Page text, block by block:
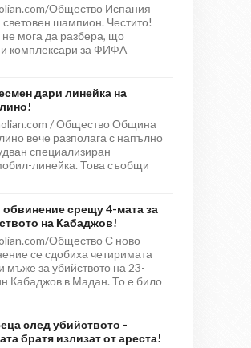
Общество Испания
световен шампион. Честито!
мога да разбера, що
комплексари за ФИФА
дари линейка на
/ Общество Община
вече разполага с напълно
специализиран
линейка. Това съобщи
срещу 4-мата за
на Кабаджов!
Общество С ново
се сдобиха четиримата
мъже за убийството на 23-
Кабаджов в Мадан. То е било
след убийството -
братя излизат от ареста!